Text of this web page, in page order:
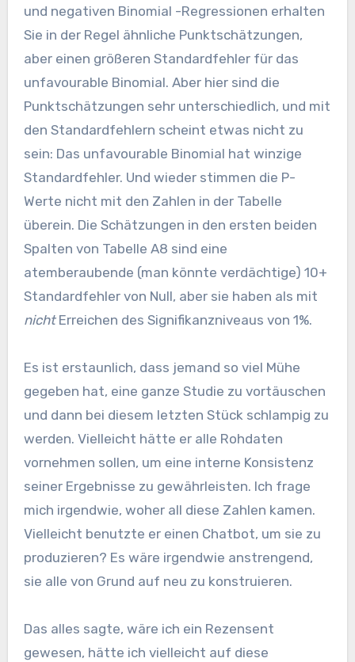
und negativen Binomial -Regressionen erhalten
Sie in der Regel ähnliche Punktschätzungen,
aber einen größeren Standardfehler für das
unfavourable Binomial. Aber hier sind die
Punktschätzungen sehr unterschiedlich, und mit
den Standardfehlern scheint etwas nicht zu
sein: Das unfavourable Binomial hat winzige
Standardfehler. Und wieder stimmen die P-
Werte nicht mit den Zahlen in der Tabelle
überein. Die Schätzungen in den ersten beiden
Spalten von Tabelle A8 sind eine
atemberaubende (man könnte verdächtige) 10+
Standardfehler von Null, aber sie haben als mit
nichtErreichen des Signifikanzniveaus von 1%.
Es ist erstaunlich, dass jemand so viel Mühe
gegeben hat, eine ganze Studie zu vortäuschen
und dann bei diesem letzten Stück schlampig zu
werden. Vielleicht hätte er alle Rohdaten
vornehmen sollen, um eine interne Konsistenz
seiner Ergebnisse zu gewährleisten. Ich frage
mich irgendwie, woher all diese Zahlen kamen.
Vielleicht benutzte er einen Chatbot, um sie zu
produzieren? Es wäre irgendwie anstrengend,
sie alle von Grund auf neu zu konstruieren.
Das alles sagte, wäre ich ein Rezensent
gewesen, hätte ich vielleicht auf diese